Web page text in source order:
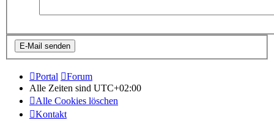
Portal
Forum
Alle Zeiten sind UTC+02:00
Alle Cookies löschen
Kontakt